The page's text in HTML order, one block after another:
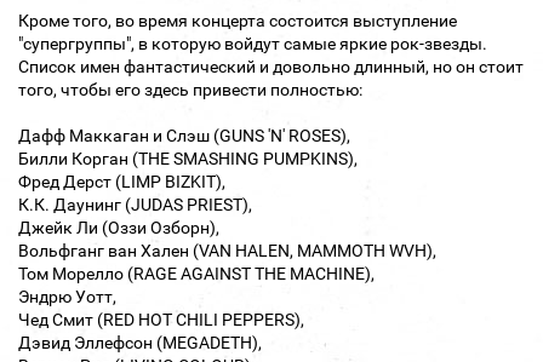
Кроме того, во время концерта состоится выступление
"супергруппы", в которую войдут самые яркие рок-звезды.
Список имен фантастический и довольно длинный, но он стоит
того, чтобы его здесь привести полностью:
Дафф Маккаган и Слэш (GUNS 'N' ROSES),
Билли Корган (THE SMASHING PUMPKINS),
Фред Дерст (LIMP BIZKIT),
К.К. Даунинг (JUDAS PRIEST),
Джейк Ли (Оззи Озборн),
Вольфганг ван Хален (VAN HALEN, MAMMOTH WVH),
Том Морелло (RAGE AGAINST THE MACHINE),
Эндрю Уотт,
Чед Смит (RED HOT CHILI PEPPERS),
Дэвид Эллефсон (MEGADETH),